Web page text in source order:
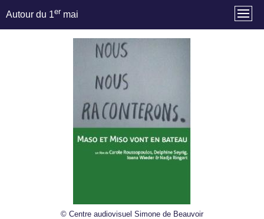
Autour du 1er mai
© Centre audiovisuel Simone de Beauvoir